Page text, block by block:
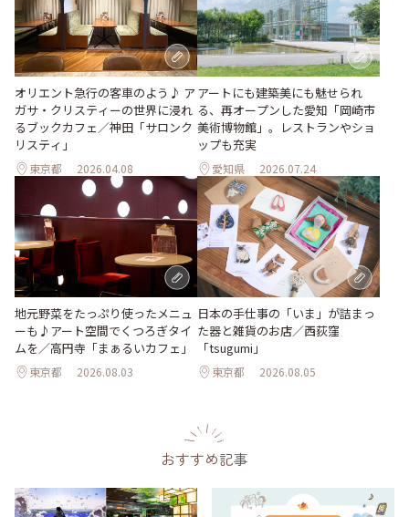
オリエント急行の客車のよう♪ ア
ガサ・クリスティーの世界に浸れ
るブックカフェ／神田「サロンク
リスティ」
東京都 2026.04.08
アートにも建築美にも魅せられ
る、再オープンした愛知「岡崎市
美術博物館」。レストランやショ
ップも充実
愛知県 2026.07.24
地元野菜をたっぷり使ったメニュ
ーも♪アート空間でくつろぎタイ
ムを／高円寺「まぁるいカフェ」
東京都 2026.08.03
日本の手仕事の「いま」が詰まっ
た器と雑貨のお店／西荻窪
「tsugumi」
東京都 2026.08.05
おすすめ記事